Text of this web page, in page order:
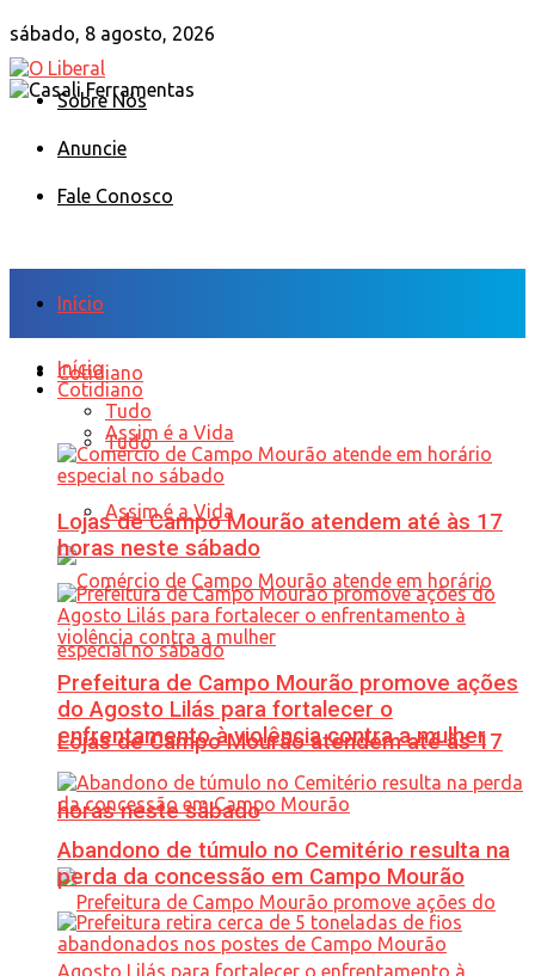
sábado, 8 agosto, 2026
Sobre Nós
Anuncie
Fale Conosco
Início
Cotidiano
Tudo
Assim é a Vida
Lojas de Campo Mourão atendem até às 17
horas neste sábado
Início
Cotidiano
Tudo
Assim é a Vida
Lojas de Campo Mourão atendem até às 17
horas neste sábado
Prefeitura de Campo Mourão promove ações
do Agosto Lilás para fortalecer o
enfrentamento à violência contra a mulher
Abandono de túmulo no Cemitério resulta na
perda da concessão em Campo Mourão